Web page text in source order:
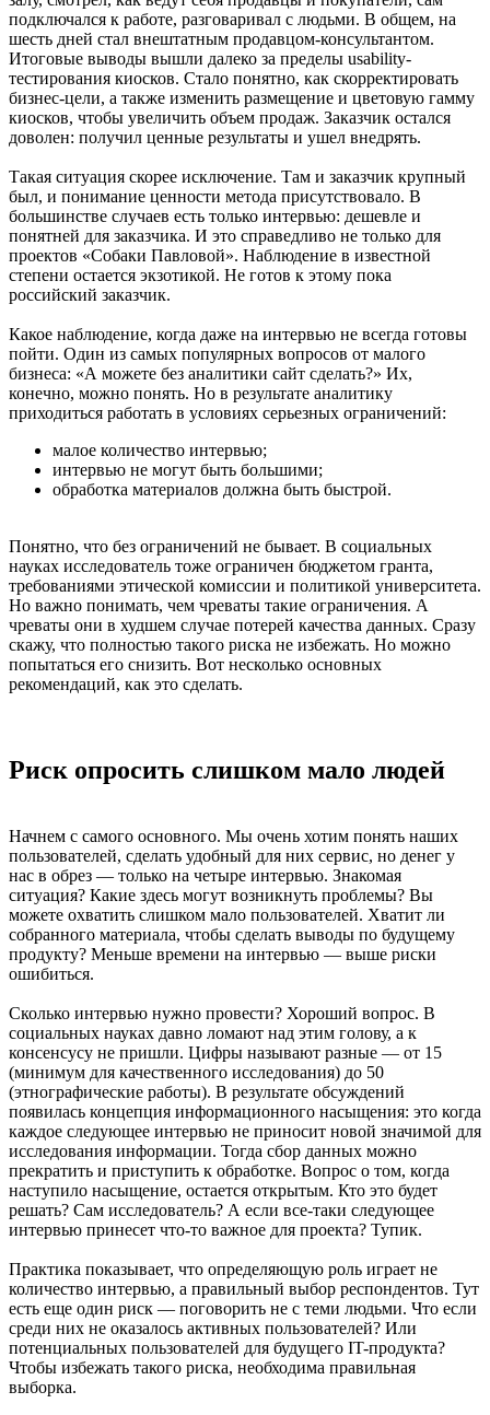
подключался к работе, разговаривал с людьми. В общем, на
шесть дней стал внештатным продавцом-консультантом.
Итоговые выводы вышли далеко за пределы usability-
тестирования киосков. Стало понятно, как скорректировать
бизнес-цели, а также изменить размещение и цветовую гамму
киосков, чтобы увеличить объем продаж. Заказчик остался
доволен: получил ценные результаты и ушел внедрять.
Такая ситуация скорее исключение. Там и заказчик крупный
был, и понимание ценности метода присутствовало. В
большинстве случаев есть только интервью: дешевле и
понятней для заказчика. И это справедливо не только для
проектов «Собаки Павловой». Наблюдение в известной
степени остается экзотикой. Не готов к этому пока
российский заказчик.
Какое наблюдение, когда даже на интервью не всегда готовы
пойти. Один из самых популярных вопросов от малого
бизнеса: «А можете без аналитики сайт сделать?» Их,
конечно, можно понять. Но в результате аналитику
приходиться работать в условиях серьезных ограничений:
малое количество интервью;
интервью не могут быть большими;
обработка материалов должна быть быстрой.
Понятно, что без ограничений не бывает. В социальных
науках исследователь тоже ограничен бюджетом гранта,
требованиями этической комиссии и политикой университета.
Но важно понимать, чем чреваты такие ограничения. А
чреваты они в худшем случае потерей качества данных. Сразу
скажу, что полностью такого риска не избежать. Но можно
попытаться его снизить. Вот несколько основных
рекомендаций, как это сделать.
Риск опросить слишком мало людей
Начнем с самого основного. Мы очень хотим понять наших
пользователей, сделать удобный для них сервис, но денег у
нас в обрез — только на четыре интервью. Знакомая
ситуация? Какие здесь могут возникнуть проблемы? Вы
можете охватить слишком мало пользователей. Хватит ли
собранного материала, чтобы сделать выводы по будущему
продукту? Меньше времени на интервью — выше риски
ошибиться.
Сколько интервью нужно провести? Хороший вопрос. В
социальных науках давно ломают над этим голову, а к
консенсусу не пришли. Цифры называют разные — от 15
(минимум для качественного исследования) до 50
(этнографические работы). В результате обсуждений
появилась концепция информационного насыщения: это когда
каждое следующее интервью не приносит новой значимой для
исследования информации. Тогда сбор данных можно
прекратить и приступить к обработке. Вопрос о том, когда
наступило насыщение, остается открытым. Кто это будет
решать? Сам исследователь? А если все-таки следующее
интервью принесет что-то важное для проекта? Тупик.
Практика показывает, что определяющую роль играет не
количество интервью, а правильный выбор респондентов. Тут
есть еще один риск — поговорить не с теми людьми. Что если
среди них не оказалось активных пользователей? Или
потенциальных пользователей для будущего IT-продукта?
Чтобы избежать такого риска, необходима правильная
выборка.